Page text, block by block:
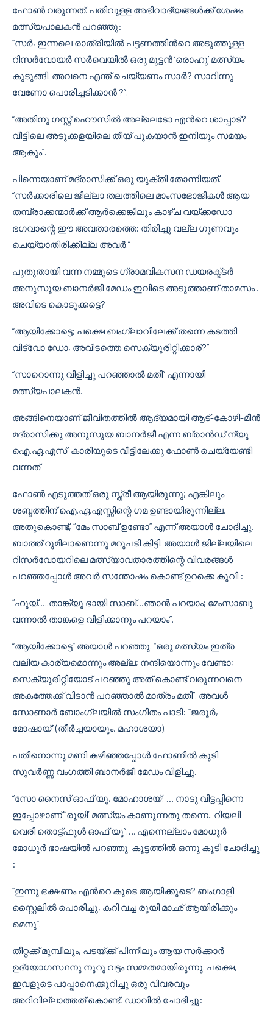
ഫോണ്‍ വരുന്നത്. പതിവുള്ള അഭിവാദ്യങ്ങള്‍ക്ക് ശേഷം
മത്സ്യപാലകന്‍ പറഞ്ഞു:
“സര്‍, ഇന്നലെ രാത്രിയില്‍ പട്ടണത്തിന്‍റെ അടുത്തുള്ള
റിസര്‍വോയര്‍ സര്‍വെയില്‍ ഒരു മുട്ടന്‍ ‘രൊഹു’ മത്സ്യം
കുടുങ്ങി. അവനെ എന്ത് ചെയ്യണം സാര്‍? സാറിന്നു
വേണോ പൊരിച്ചടിക്കാന്‍ ?”.
“അതിനു ഗസ്റ്റ് ഹൌസില്‍ അല്ലെടോ എന്‍റെ ശാപ്പാട്?
വീട്ടിലെ അടുക്കളയിലെ തീയ് പുകയാന്‍ ഇനിയും സമയം
ആകും”.
പിന്നെയാണ് മദ്രാസിക്ക് ഒരു യുക്തി തോന്നിയത്.
“സര്‍ക്കാരിലെ ജില്ലാ തലത്തിലെ മാംസഭോജികള്‍ ആയ
തമ്പ്രാക്കന്മാര്‍ക്ക് ആര്‍ക്കെങ്കിലും കാഴ്ച വയ്ക്കഡോ
ഭഗവാന്റെ ഈ അവതാരത്തെ; തിരിച്ചു വല്ല ഗുണവും
ചെയ്യാതിരിക്കില്ല അവര്‍.”
പുതുതായി വന്ന നമ്മുടെ ഗ്രാമവികസന ഡയരക്ട്ടര്‍
അനുസൂയ ബാനര്‍ജീ മേഡം ഇവിടെ അടുത്താണ് താമസം .
അവിടെ കൊടുക്കട്ടെ?
“ആയിക്കോട്ടെ; പക്ഷെ ബംഗ്ലാവിലേക്ക് തന്നെ കടത്തി
വിട്വോ ഡോ, അവിടത്തെ സെക്യൂരിറ്റിക്കാര്?”
“സാറൊന്നു വിളിച്ചു പറഞ്ഞാല്‍ മതി” എന്നായി
മത്സ്യപാലകന്‍.
അങ്ങിനെയാണ് ജീവിതത്തില്‍ ആദ്യമായി ആട്-കോഴി-മീന്‍
മദ്രാസിക്കു അനുസൂയ ബാനര്‍ജീ എന്ന ബ്രാന്‍ഡ് ന്യൂ
ഐ.ഏ.എസ്. കാരിയുടെ വീട്ടിലേക്കു ഫോണ്‍ ചെയ്യേണ്ടി
വന്നത്.
ഫോണ്‍ എടുത്തത് ഒരു സ്ത്രീ ആയിരുന്നു; എങ്കിലും
ശബ്ദത്തിന് ഐ.ഏ.എസ്സിന്റെ ഗമ ഉണ്ടായിരുന്നില്ല.
അതുകൊണ്ട്, “മേം സാബ് ഉണ്ടോ” എന്ന് അയാള്‍ ചോദിച്ചു.
ബാത്ത് റൂമിലാണെന്നു മറുപടി കിട്ടി. അയാള്‍ ജില്ലയിലെ
റിസര്‍വോയറിലെ മത്സ്യാവതാരത്തിന്റെ വിവരങ്ങള്‍
പറഞ്ഞപ്പോള്‍ അവര്‍ സന്തോഷം കൊണ്ട് ഉറക്കെ കൂവി :
“ഹൂയ്…..താങ്ക്യൂ ഭായി സാബ്…ഞാന്‍ പറയാം; മേംസാബു
വന്നാല്‍ താങ്കളെ വിളിക്കാനും പറയാം”.
“ആയിക്കോട്ടെ” അയാള്‍ പറഞ്ഞു. “ഒരു മത്സ്യം ഇത്ര
വലിയ കാര്യമൊന്നും അല്ല; നന്ദിയൊന്നും വേണ്ടാ;
സെക്യൂരിറ്റിയോട് പറഞ്ഞു അത് കൊണ്ട് വരുന്നവനെ
അകത്തേക്ക് വിടാന്‍ പറഞ്ഞാല്‍ മാത്രം മതി”. അവള്‍
സോണാര്‍ ബോംഗ്ലയില്‍ സംഗീതം പാടി: “ജരൂര്‍,
മോഷായ്‌” (തീര്‍ച്ചയായും, മഹാശയാ).
പതിനൊന്നു മണി കഴിഞ്ഞപ്പോള്‍ ഫോണില്‍ കൂടി
സുവര്‍ണ്ണ വംഗത്തി ബാനര്‍ജീ മേഡം വിളിച്ചു.
“സോ നൈസ് ഓഫ് യൂ, മോഹാശയ്! … നാടു വിട്ടപ്പിന്നെ
ഇപ്പോഴാണ് “രൂയി´ മത്സ്യം കാണുന്നതു തന്നെ.. റിയലി
വെരി തൊട്ട്ഫുള്‍ ഓഫ് യൂ”…. എന്നെല്ലാം മോധൂര്‍
മോധൂര്‍ ഭാഷയില്‍ പറഞ്ഞു. കൂട്ടത്തില്‍ ഒന്നു കൂടി ചോദിച്ചു
:
“ഇന്നു ഭക്ഷണം എന്‍റെ കൂടെ ആയിക്കൂടെ? ബംഗാളി
സ്റ്റൈലില്‍ പൊരിച്ചു, കറി വച്ച രൂയി മാഛ് ആയിരിക്കും
മെനു”.
തീറ്റക്ക്‌ മുമ്പിലും, പടയ്ക്ക് പിന്നിലും ആയ സര്‍ക്കാര്‍
ഉദ്യോഗസ്ഥനു നൂറു വട്ടം സമ്മതമായിരുന്നു. പക്ഷെ,
ഇവളുടെ പാപ്പാനെക്കുറിച്ചു ഒരു വിവരവും
അറിവില്ലാത്തത് കൊണ്ട്, ഡാവില്‍ ചോദിച്ചു: